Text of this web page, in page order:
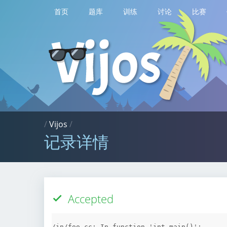
首页 题库 训练 讨论 比赛
/Vijos /
记录详情
Accepted